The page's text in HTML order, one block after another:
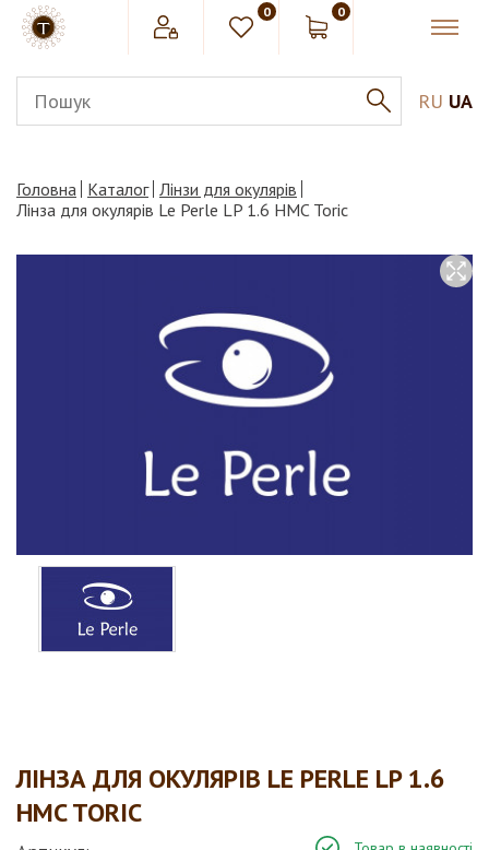
0 0
RU UA
Головна Каталог Лінзи для окулярів
Лінза для окулярів Le Perle LP 1.6 HMC Toric
ЛІНЗА ДЛЯ ОКУЛЯРІВ LE PERLE LP 1.6
HMC TORIC